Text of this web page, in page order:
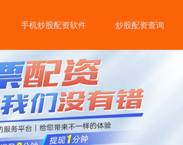
手机炒股配资软件 炒股配资查询